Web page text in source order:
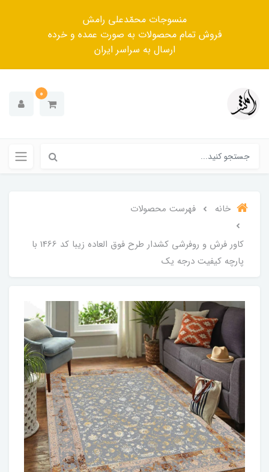
منسوجات محمّدعلی رامش
فروش تمام محصولات به صورت عمده و خرده
ارسال به سراسر ایران
0
خانه فهرست محصولات
کاور فرش و روفرشی کشدار طرح فوق العاده زیبا کد 1466 با
پارچه کیفیت درجه یک